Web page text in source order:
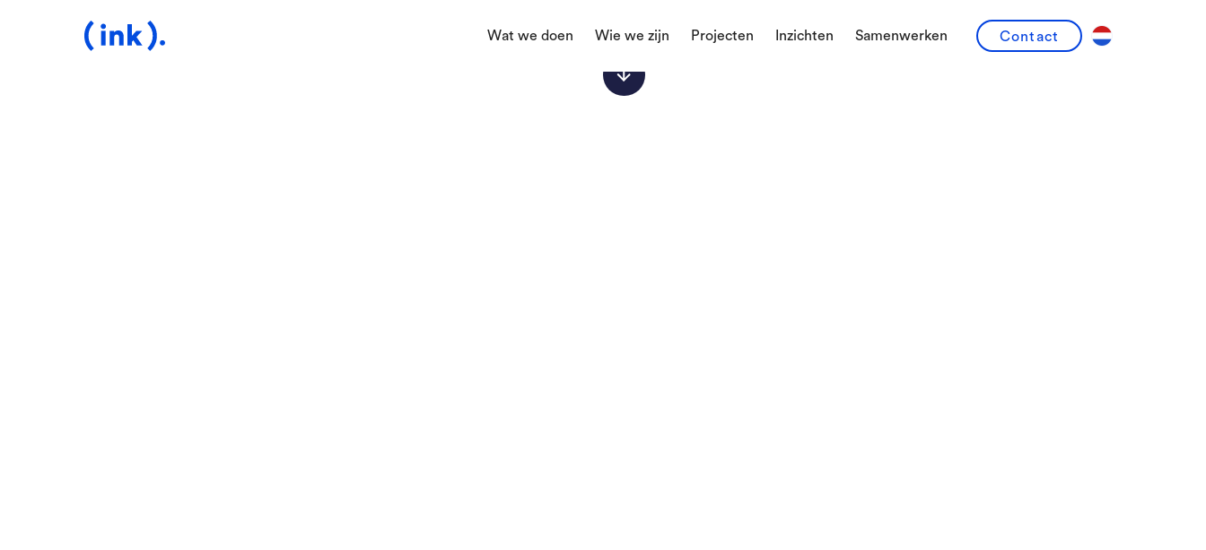
Wat we doen Wie we zijn Projecten Inzichten Samenwerken Contact